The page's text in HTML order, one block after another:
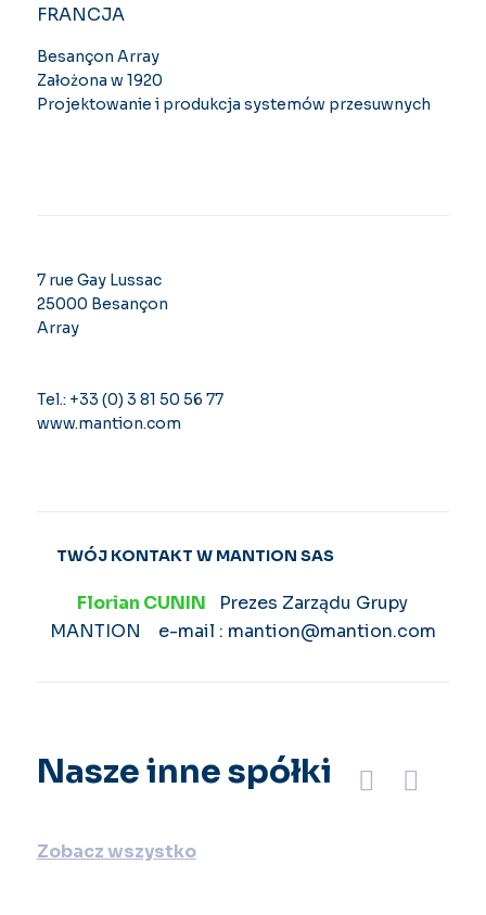
FRANCJA
Besançon Array
Założona w 1920
Projektowanie i produkcja systemów przesuwnych
7 rue Gay Lussac
25000 Besançon
Array
Tel.: +33 (0) 3 81 50 56 77
www.mantion.com
TWÓJ KONTAKT W MANTION SAS
Florian CUNIN Prezes Zarządu Grupy
MANTION e-mail : mantion@mantion.com
Nasze inne spółki
Zobacz wszystko
Précédent
Suivant